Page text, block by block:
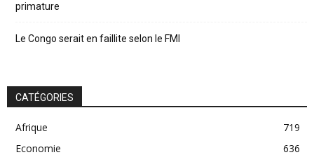
primature
Le Congo serait en faillite selon le FMI
CATÉGORIES
Afrique
719
Economie
636